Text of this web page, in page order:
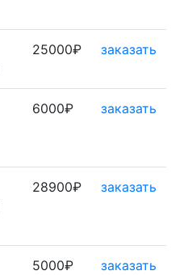
25000₽ заказать
6000₽ заказать
28900₽ заказать
5000₽ заказать